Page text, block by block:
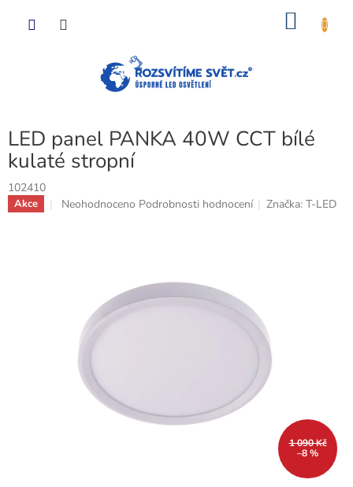
LED panel PANKA 40W CCT bílé
kulaté stropní
102410
Akce
Průměrné
hvězdiček.
Neohodnoceno Podrobnosti hodnocení Značka:T-LED
1 090 Kč
–8 %